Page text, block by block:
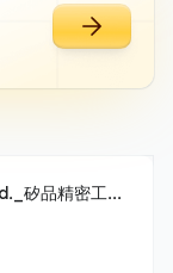
Siliconware Precision Industries Co., Ltd._矽品精密工業股份有限公司